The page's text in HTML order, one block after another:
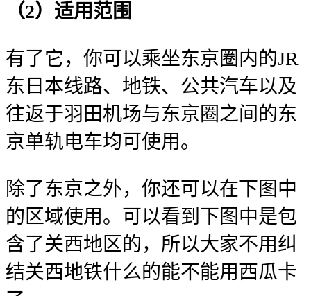
（2）适用范围
有了它，你可以乘坐东京圈内的JR
东日本线路、地铁、公共汽车以及
往返于羽田机场与东京圈之间的东
京单轨电车均可使用。
除了东京之外，你还可以在下图中
的区域使用。可以看到下图中是包
含了关西地区的，所以大家不用纠
结关西地铁什么的能不能用西瓜卡